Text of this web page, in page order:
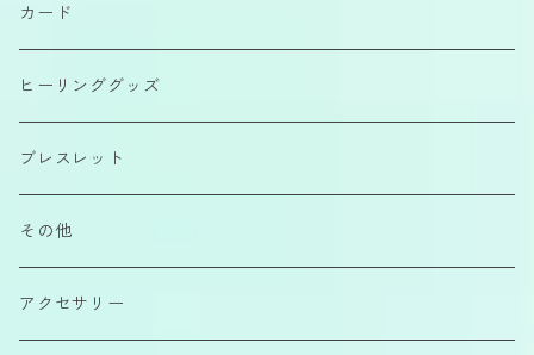
磨きもの
カボション
さざれ石
イクイリブリアムボトル
ポマンダー
クイントエッセンス
エアーコンディショナー
カラーエッセンス
カード
ヒーリンググッズ
ブレスレット
その他
アクセサリー